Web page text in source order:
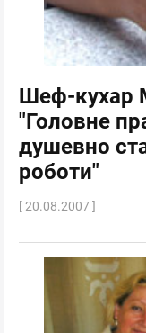
Шеф-кухар
"Головне
душевно
роботи"
[ 20.08.2007 ]